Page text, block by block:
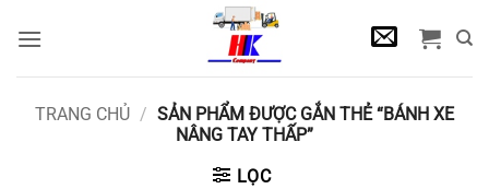
qua
TRANG CHỦ / SẢN PHẨM ĐƯỢC GẮN THẺ “BÁNH XE
NÂNG TAY THẤP”
LỌC